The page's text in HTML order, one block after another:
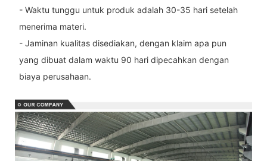
- Waktu tunggu untuk produk adalah 30-35 hari setelah
menerima materi.
- Jaminan kualitas disediakan, dengan klaim apa pun
yang dibuat dalam waktu 90 hari dipecahkan dengan
biaya perusahaan.